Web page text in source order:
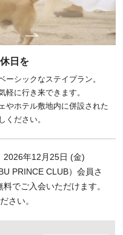
日を
シックなステイプラン。
軽に行き来できます。
やホテル敷地内に併設された
ください。
年12月25日 (金)
PRINCE CLUB）会員さ
でご入会いただけます。
さい。